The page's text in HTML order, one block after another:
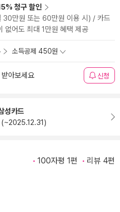
청구 할인
30만원 또는 60만원 이용 시) / 카드
없어도 최대 1만원 혜택 제공
소득공제 450원
아보세요 신청
성카드
(~2025.12.31)
100자평 1편 리뷰 4편